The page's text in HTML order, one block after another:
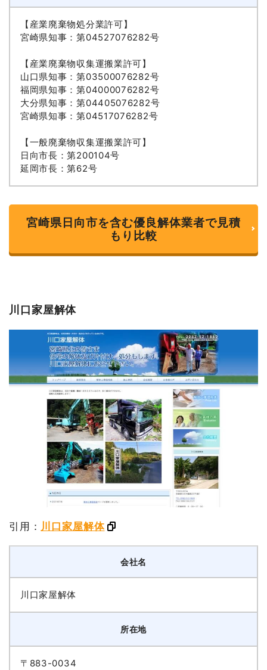
【産業廃棄物処分業許可】
宮崎県知事：第04527076282号
【産業廃棄物収集運搬業許可】
山口県知事：第03500076282号
福岡県知事：第04000076282号
大分県知事：第04405076282号
宮崎県知事：第04517076282号
【一般廃棄物収集運搬業許可】
日向市長：第200104号
延岡市長：第62号
宮崎県日向市を含む優良解体業者で見積
もり比較
川口家屋解体
引用： 川口家屋解体
会社名
川口家屋解体
所在地
〒883-0034